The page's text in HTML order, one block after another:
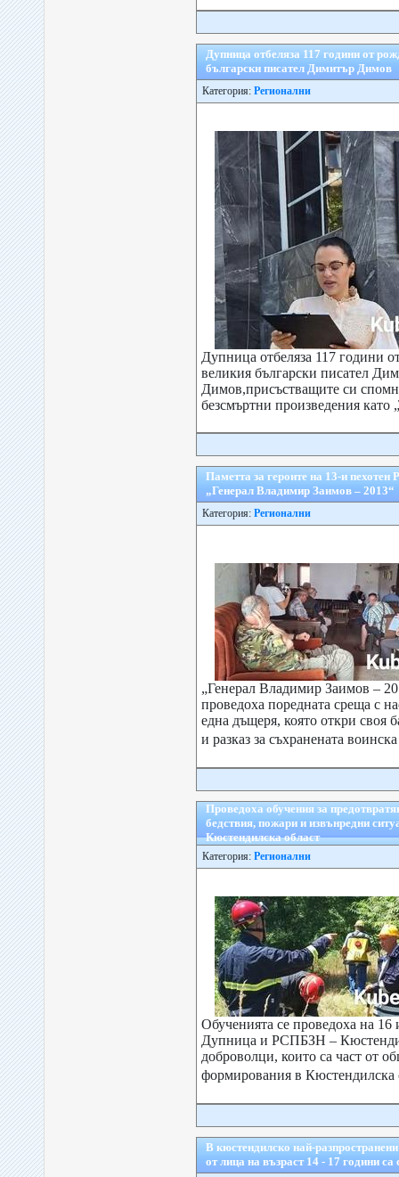
Дупница отбеляза 117 години от
български писател Димитър Димов
Категория: Регионални
Дупница отбеляза 117 години
великия български писател
Димов,присъстващите си
безсмъртни произведения
Паметта за героите на 13-и
„Генерал Владимир Заимов – 2013“
Категория: Регионални
„Генерал Владимир Заимов –
проведоха поредната среща с
една дъщеря, която откри своя
и разказ за съхранената
Проведоха обучения за
бедствия, пожари и извънредни
Кюстендилска област
Категория: Регионални
Обученията се проведоха на
Дупница и РСПБЗН –
доброволци, които са част от
формирования в
В кюстендилско най-
от лица на възраст 14 - 17 години са